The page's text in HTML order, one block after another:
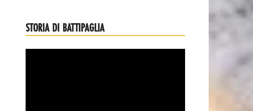
STORIA DI BATTIPAGLIA